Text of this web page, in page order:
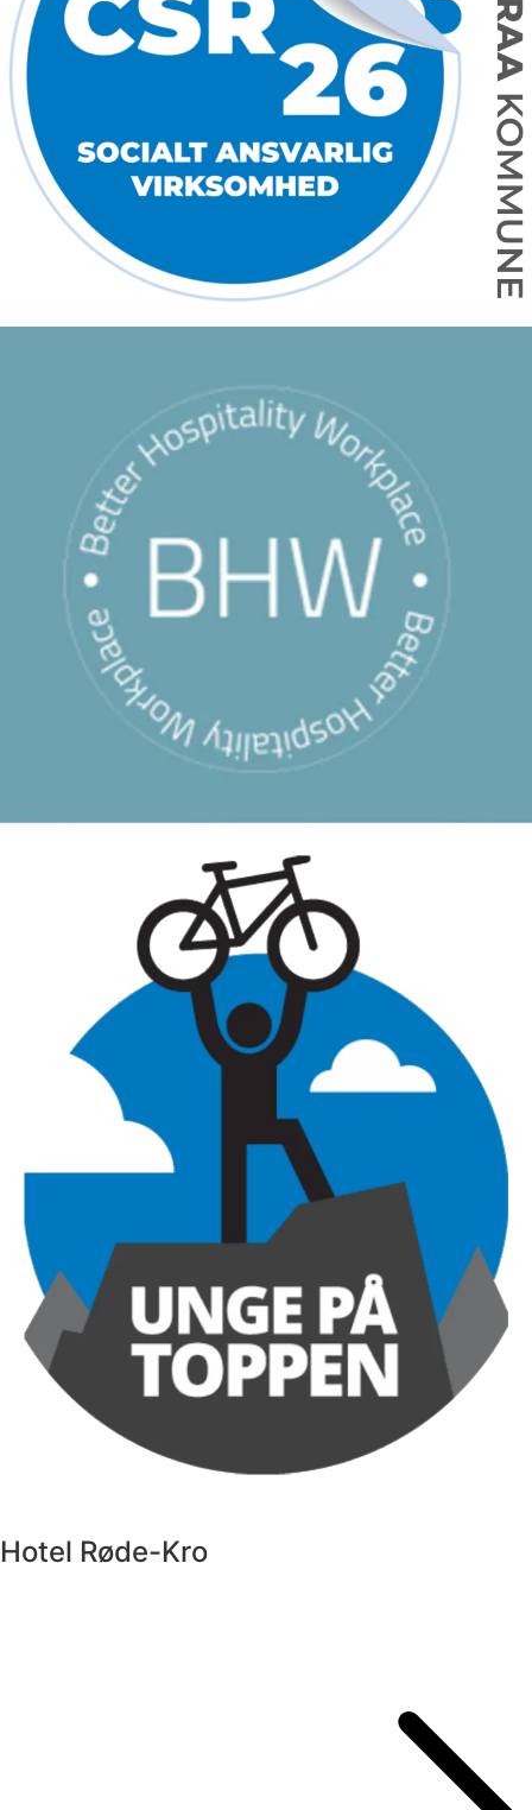
Hotel Røde-Kro